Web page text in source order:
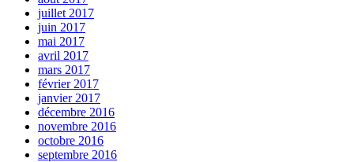
juillet 2017
juin 2017
mai 2017
avril 2017
mars 2017
février 2017
janvier 2017
décembre 2016
novembre 2016
octobre 2016
septembre 2016